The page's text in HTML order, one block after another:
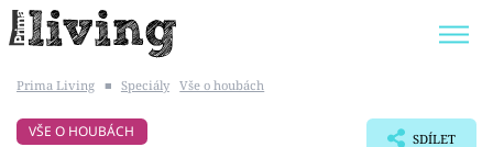
BYDLENÍ SLAVNÝCH
Prima Living ■ Speciály Vše o houbách
VŠE O HOUBÁCH SDÍLET